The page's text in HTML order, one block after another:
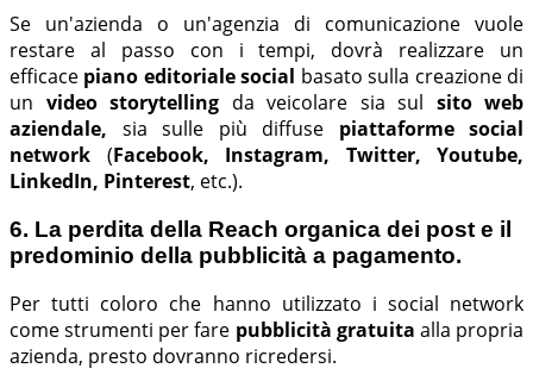
Se un'azienda o un'agenzia di comunicazione vuole
restare al passo con i tempi, dovrà realizzare un
efficace piano editoriale social basato sulla creazione di
un video storytelling da veicolare sia sul sito web
aziendale, sia sulle più diffuse piattaforme social
network (Facebook, Instagram, Twitter, Youtube,
LinkedIn, Pinterest, etc.).
6. La perdita della Reach organica dei post e il
predominio della pubblicità a pagamento.
Per tutti coloro che hanno utilizzato i social network
come strumenti per fare pubblicità gratuita alla propria
azienda, presto dovranno ricredersi.